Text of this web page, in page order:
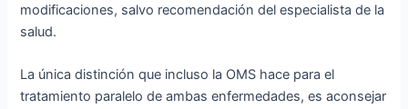
modificaciones, salvo recomendación del especialista de la
salud.
La única distinción que incluso la OMS hace para el
tratamiento paralelo de ambas enfermedades, es aconsejar